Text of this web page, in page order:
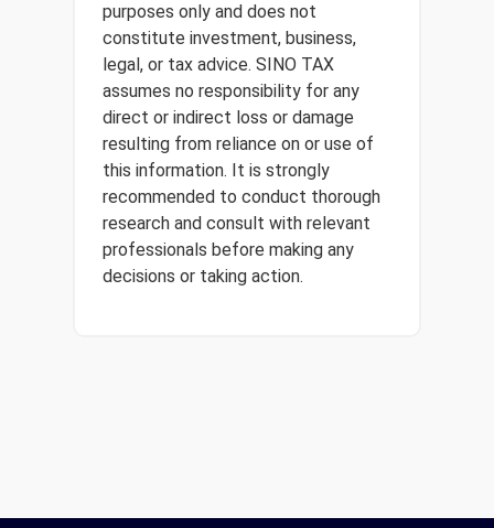
purposes only and does not
constitute investment, business,
legal, or tax advice. SINO TAX
assumes no responsibility for any
direct or indirect loss or damage
resulting from reliance on or use of
this information. It is strongly
recommended to conduct thorough
research and consult with relevant
professionals before making any
decisions or taking action.